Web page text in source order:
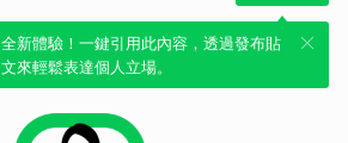
全新體驗！一鍵引用此內容，透過發布貼
文來輕鬆表達個人立場。